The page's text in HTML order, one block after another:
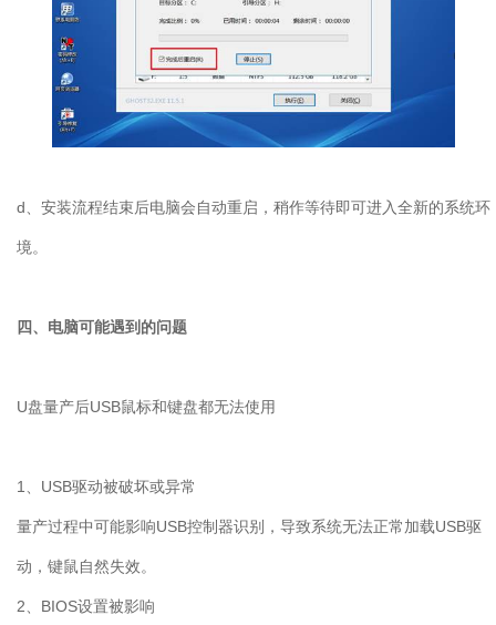
d、安装流程结束后电脑会自动重启，稍作等待即可进入全新的系统环
境。
四、电脑可能遇到的问题
U盘量产后USB鼠标和键盘都无法使用
1 USB驱动被破坏或异常
量产过程中可能影响USB控制器识别，导致系统无法正常加载USB驱
动，键鼠自然失效。
2 BIOS设置被影响